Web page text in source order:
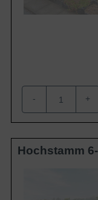
- +
Hochstamm